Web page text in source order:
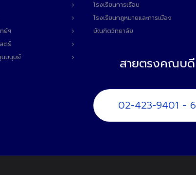
ย์ฯ
ตร์
มนุษย์
โรงเรียนการเรือน
โรงเรียนกฎหมายและการเมือง
บัณฑิตวิทยาลัย
สายตรงคณบดี
02-423-9401 - 6